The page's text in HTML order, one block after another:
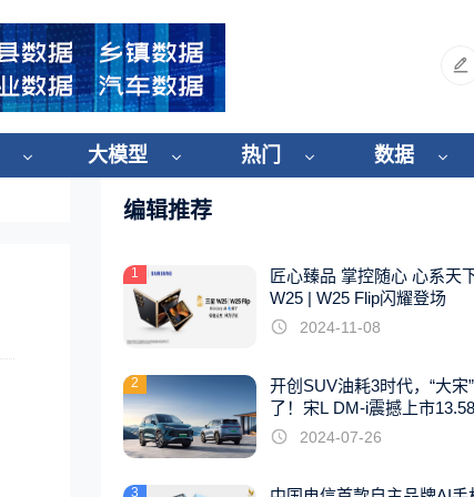
大模型 热门 数据
编辑推荐
1
匠心臻品 掌控随心 心系天
W25 | W25 Flip闪耀登场
2024-11-08
2
开创SUV油耗3时代，“大宋
了！宋L DM-i震撼上市
起
2024-07-26
3